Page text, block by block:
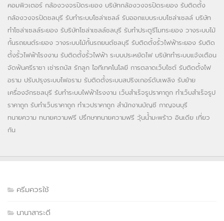
คอมพิวเตอร์ กล้องวงจรปิดระยอง บริษัทกล้องวงจรปิดระยอง รับติดตั้ง
กล้องวงจรปิดชลบุรี รับทำระบบโซล่าเซลล์ รับออกแบบระบบโซล่าเซลล์ บริษัท
ทำโซล่าเซลล์ระยอง รับริษัทโซล่าเซลล์ชลบุรี รับทำประตูรีโมทระยอง วางระบบไม้
กั้นรถยนต์ระยอง วางระบบไม้กั้นรถยนต์ชลบุรี รับติดตั้งรั้วไฟฟ้าระยอง รับติด
ตั้งรั้วไฟฟ้าโรงงาน รับติดตั้งรั้วไฟฟ้า ระบบประหยัดไฟ บริษัททำระบบแจ้งเตือน
จัดฟันศรีราชา เช่ารถบัส รักลูก ไอทีเทคโนโลยี การตลาดเว็บไซต์ รับติดตั้งไฟ
อราม ปรับปรุงระบบไฟอราม รับติดตั้งระบบสปริงเกอร์ดับเพลิง รับย้าย
เครื่องจักรชลบุรี รับทำระบบไฟฟ้าโรงงาน เว็บสำเร็จรูปราคาถูก ทำเว็บสำเร็จรูป
ราคาถูก รับทำเว็บราคาถูก ทำเวปราคาถูก สำนักงานบัญชี กาญจนบุรี
ทนายความ ทนายความฟรี ปรึกษาทนายความฟรี วุ้นน้ำมะพร้าว อินเดีย เที่ยว
กัน
ครีมควรใช้
นานาสาระดี